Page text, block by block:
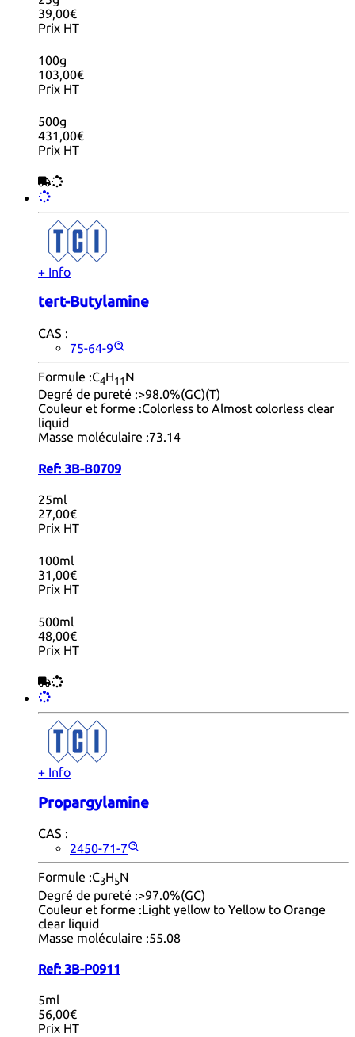
39,00€
Prix HT
100g
103,00€
Prix HT
500g
431,00€
Prix HT
+ Info
tert-Butylamine
CAS :
75-64-9
Formule :C4H11 N
Degré de pureté :>98.0%(GC)(T)
Couleur et forme :Colorless to Almost colorless clear
liquid
Masse moléculaire :73.14
Ref: 3B-B0709
25ml
27,00€
Prix HT
100ml
31,00€
Prix HT
500ml
48,00€
Prix HT
+ Info
Propargylamine
CAS :
2450-71-7
Formule :C3H5N
Degré de pureté :>97.0%(GC)
Couleur et forme :Light yellow to Yellow to Orange
clear liquid
Masse moléculaire :55.08
Ref: 3B-P0911
5ml
56,00€
Prix HT